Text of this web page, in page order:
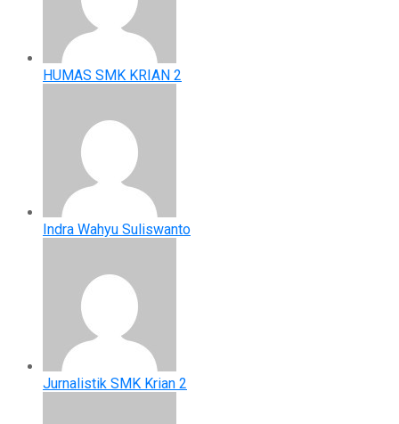
HUMAS SMK KRIAN 2
Indra Wahyu Suliswanto
Jurnalistik SMK Krian 2